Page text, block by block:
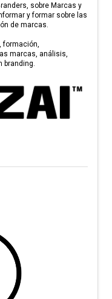
sobre Marcas y
y formar sobre las
de marcas.
formación,
marcas, análisis,
branding.